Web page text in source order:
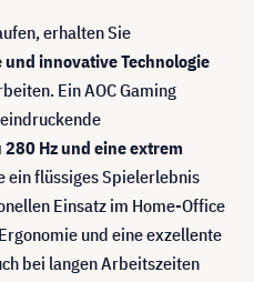
erhalten Sie
innovative Technologie
Ein AOC Gaming
Hz und eine extrem
ein flüssiges Spielerlebnis
Einsatz im Home-Office
und eine exzellente
bei langen Arbeitszeiten